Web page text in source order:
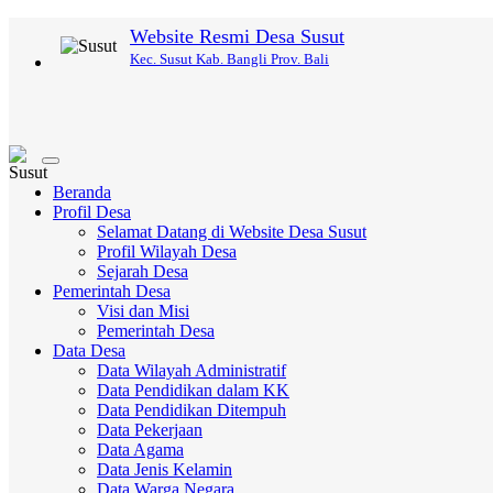
Website Resmi Desa Susut
Kec. Susut Kab. Bangli Prov. Bali
Toggle
navigation
Beranda
Profil Desa
Selamat Datang di Website Desa Susut
Profil Wilayah Desa
Sejarah Desa
Pemerintah Desa
Visi dan Misi
Pemerintah Desa
Data Desa
Data Wilayah Administratif
Data Pendidikan dalam KK
Data Pendidikan Ditempuh
Data Pekerjaan
Data Agama
Data Jenis Kelamin
Data Warga Negara